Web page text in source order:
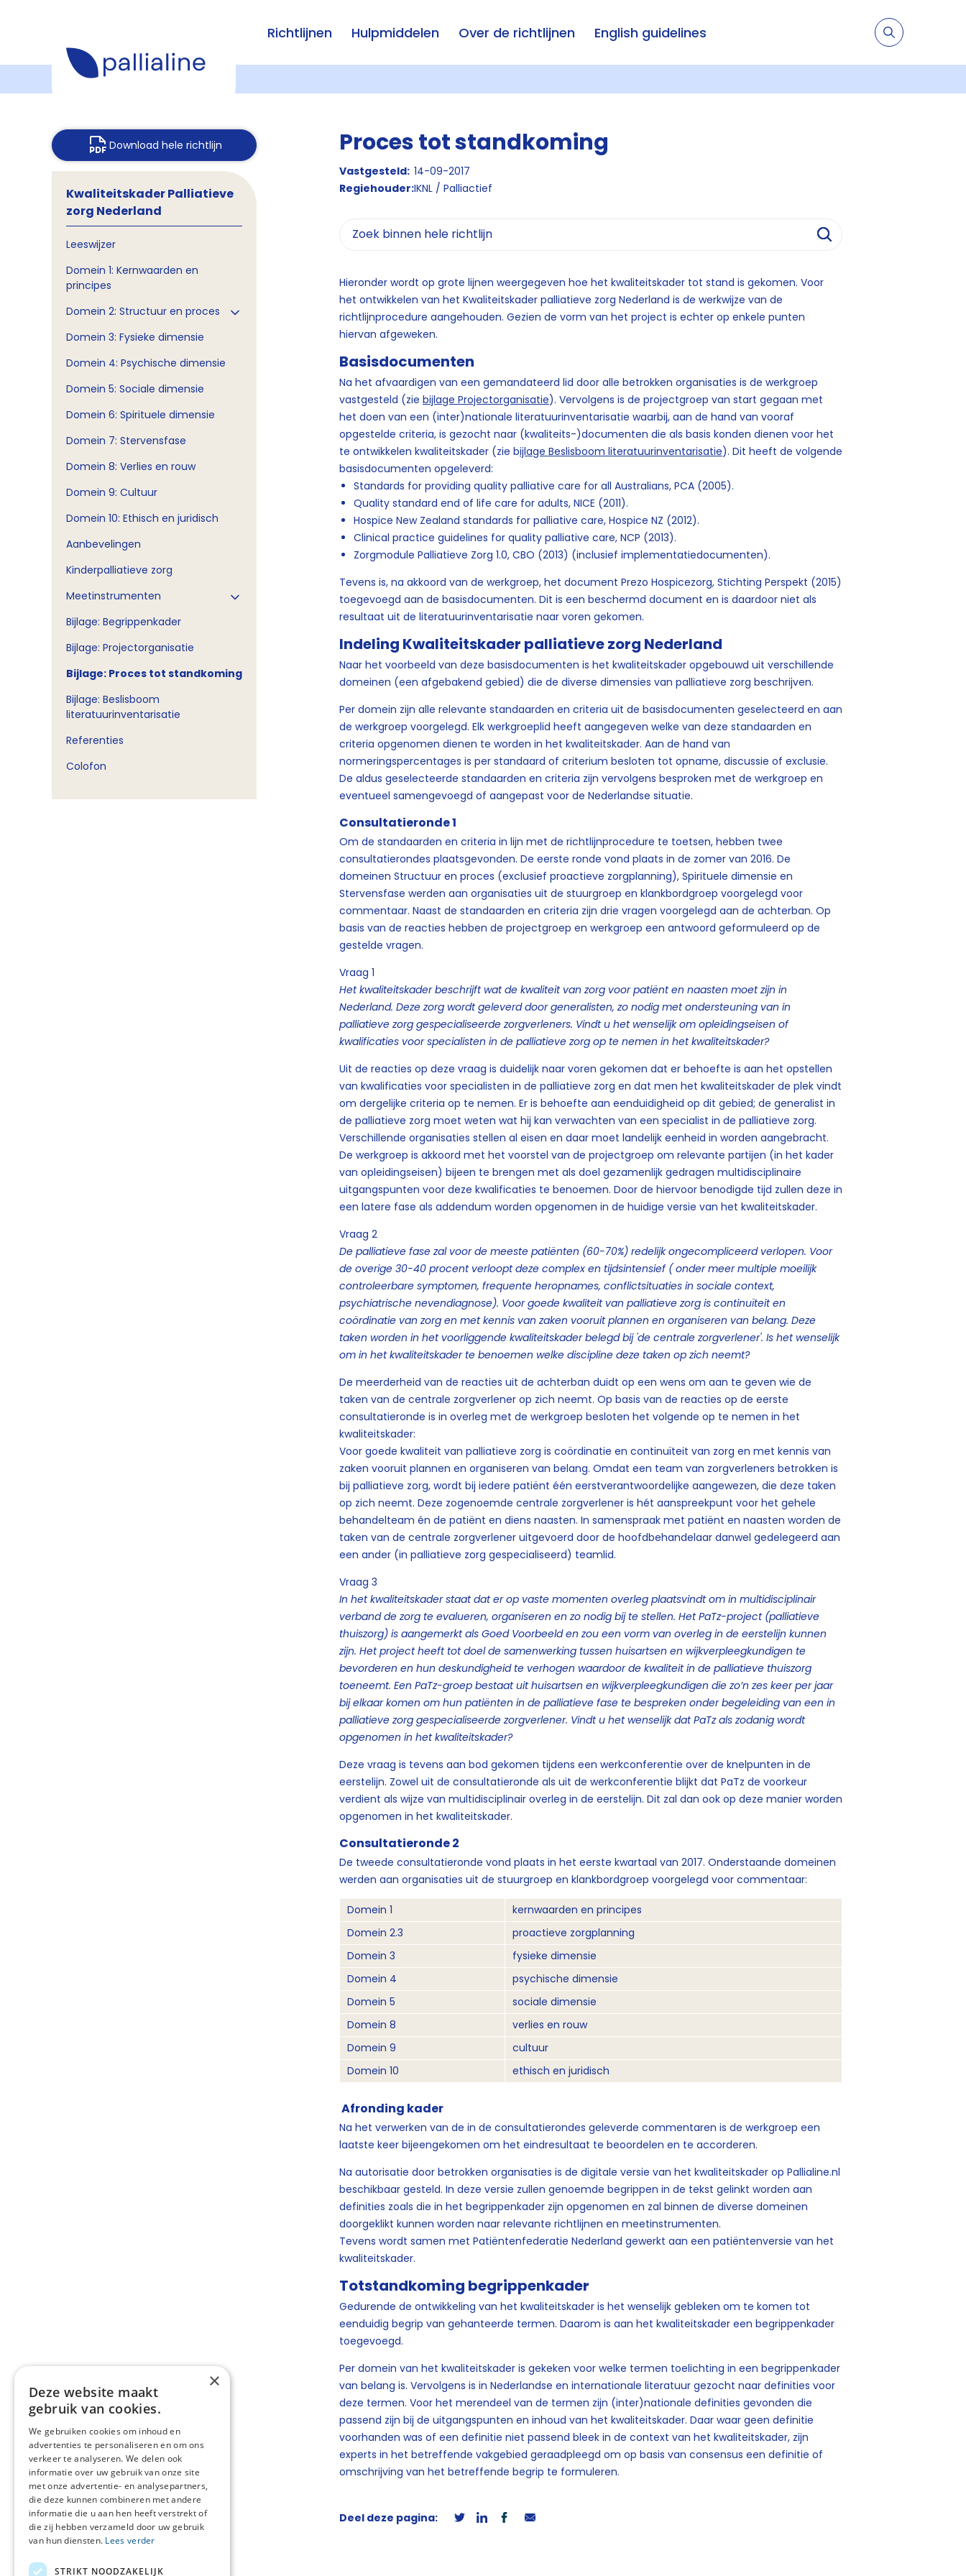
Richtlijnen Hulpmiddelen Over de richtlijnen English guidelines
Download hele richtlijn
Kwaliteitskader Palliatieve
zorg Nederland
Leeswijzer
Domein 1: Kernwaarden en
principes
Domein 2: Structuur en proces
Domein 3: Fysieke dimensie
Domein 4: Psychische dimensie
Domein 5: Sociale dimensie
Domein 6: Spirituele dimensie
Domein 7: Stervensfase
Domein 8: Verlies en rouw
Domein 9: Cultuur
Domein 10: Ethisch en juridisch
Aanbevelingen
Kinderpalliatieve zorg
Meetinstrumenten
Bijlage: Begrippenkader
Bijlage: Projectorganisatie
Bijlage: Proces tot standkoming
Bijlage: Beslisboom
literatuurinventarisatie
Referenties
Colofon
Proces tot standkoming
Vastgesteld: 14-09-2017
Regiehouder:IKNL / Palliactief
Hieronder wordt op grote lijnen weergegeven hoe het kwaliteitskader tot stand is gekomen. Voor
het ontwikkelen van het Kwaliteitskader palliatieve zorg Nederland is de werkwijze van de
richtlijnprocedure aangehouden. Gezien de vorm van het project is echter op enkele punten
hiervan afgeweken.
Basisdocumenten
Na het afvaardigen van een gemandateerd lid door alle betrokken organisaties is de werkgroep
vastgesteld (zie bijlage Projectorganisatie). Vervolgens is de projectgroep van start gegaan met
het doen van een (inter)nationale literatuurinventarisatie waarbij, aan de hand van vooraf
opgestelde criteria, is gezocht naar (kwaliteits-)documenten die als basis konden dienen voor het
te ontwikkelen kwaliteitskader (zie bijlage Beslisboom literatuurinventarisatie). Dit heeft de volgende
basisdocumenten opgeleverd:
Standards for providing quality palliative care for all Australians, PCA (2005).
Quality standard end of life care for adults, NICE (2011).
Hospice New Zealand standards for palliative care, Hospice NZ (2012).
Clinical practice guidelines for quality palliative care, NCP (2013).
Zorgmodule Palliatieve Zorg 1.0, CBO (2013) (inclusief implementatiedocumenten).
Tevens is, na akkoord van de werkgroep, het document Prezo Hospicezorg, Stichting Perspekt (2015)
toegevoegd aan de basisdocumenten. Dit is een beschermd document en is daardoor niet als
resultaat uit de literatuurinventarisatie naar voren gekomen.
Indeling Kwaliteitskader palliatieve zorg Nederland
Naar het voorbeeld van deze basisdocumenten is het kwaliteitskader opgebouwd uit verschillende
domeinen (een afgebakend gebied) die de diverse dimensies van palliatieve zorg beschrijven.
Per domein zijn alle relevante standaarden en criteria uit de basisdocumenten geselecteerd en aan
de werkgroep voorgelegd. Elk werkgroeplid heeft aangegeven welke van deze standaarden en
criteria opgenomen dienen te worden in het kwaliteitskader. Aan de hand van
normeringspercentages is per standaard of criterium besloten tot opname, discussie of exclusie.
De aldus geselecteerde standaarden en criteria zijn vervolgens besproken met de werkgroep en
eventueel samengevoegd of aangepast voor de Nederlandse situatie.
Consultatieronde 1
Om de standaarden en criteria in lijn met de richtlijnprocedure te toetsen, hebben twee
consultatierondes plaatsgevonden. De eerste ronde vond plaats in de zomer van 2016. De
domeinen Structuur en proces (exclusief proactieve zorgplanning), Spirituele dimensie en
Stervensfase werden aan organisaties uit de stuurgroep en klankbordgroep voorgelegd voor
commentaar. Naast de standaarden en criteria zijn drie vragen voorgelegd aan de achterban. Op
basis van de reacties hebben de projectgroep en werkgroep een antwoord geformuleerd op de
gestelde vragen.
Vraag 1
Het kwaliteitskader beschrijft wat de kwaliteit van zorg voor patiënt en naasten moet zijn in
Nederland. Deze zorg wordt geleverd door generalisten, zo nodig met ondersteuning van in
palliatieve zorg gespecialiseerde zorgverleners. Vindt u het wenselijk om opleidingseisen of
kwalificaties voor specialisten in de palliatieve zorg op te nemen in het kwaliteitskader?
Uit de reacties op deze vraag is duidelijk naar voren gekomen dat er behoefte is aan het opstellen
van kwalificaties voor specialisten in de palliatieve zorg en dat men het kwaliteitskader de plek vindt
om dergelijke criteria op te nemen. Er is behoefte aan eenduidigheid op dit gebied; de generalist in
de palliatieve zorg moet weten wat hij kan verwachten van een specialist in de palliatieve zorg.
Verschillende organisaties stellen al eisen en daar moet landelijk eenheid in worden aangebracht.
De werkgroep is akkoord met het voorstel van de projectgroep om relevante partijen (in het kader
van opleidingseisen) bijeen te brengen met als doel gezamenlijk gedragen multidisciplinaire
uitgangspunten voor deze kwalificaties te benoemen. Door de hiervoor benodigde tijd zullen deze in
een latere fase als addendum worden opgenomen in de huidige versie van het kwaliteitskader.
Vraag 2
De palliatieve fase zal voor de meeste patiënten (60-70%) redelijk ongecompliceerd verlopen. Voor
de overige 30-40 procent verloopt deze complex en tijdsintensief ( onder meer multiple moeilijk
controleerbare symptomen, frequente heropnames, conflictsituaties in sociale context,
psychiatrische nevendiagnose). Voor goede kwaliteit van palliatieve zorg is continuïteit en
coördinatie van zorg en met kennis van zaken vooruit plannen en organiseren van belang. Deze
taken worden in het voorliggende kwaliteitskader belegd bij 'de centrale zorgverlener'. Is het wenselijk
om in het kwaliteitskader te benoemen welke discipline deze taken op zich neemt?
De meerderheid van de reacties uit de achterban duidt op een wens om aan te geven wie de
taken van de centrale zorgverlener op zich neemt. Op basis van de reacties op de eerste
consultatieronde is in overleg met de werkgroep besloten het volgende op te nemen in het
kwaliteitskader:
Voor goede kwaliteit van palliatieve zorg is coördinatie en continuïteit van zorg en met kennis van
zaken vooruit plannen en organiseren van belang. Omdat een team van zorgverleners betrokken is
bij palliatieve zorg, wordt bij iedere patiënt één eerstverantwoordelijke aangewezen, die deze taken
op zich neemt. Deze zogenoemde centrale zorgverlener is hét aanspreekpunt voor het gehele
behandelteam én de patiënt en diens naasten. In samenspraak met patiënt en naasten worden de
taken van de centrale zorgverlener uitgevoerd door de hoofdbehandelaar danwel gedelegeerd aan
een ander (in palliatieve zorg gespecialiseerd) teamlid.
Vraag 3
In het kwaliteitskader staat dat er op vaste momenten overleg plaatsvindt om in multidisciplinair
verband de zorg te evalueren, organiseren en zo nodig bij te stellen. Het PaTz-project (palliatieve
thuiszorg) is aangemerkt als Goed Voorbeeld en zou een vorm van overleg in de eerstelijn kunnen
zijn. Het project heeft tot doel de samenwerking tussen huisartsen en wijkverpleegkundigen te
bevorderen en hun deskundigheid te verhogen waardoor de kwaliteit in de palliatieve thuiszorg
toeneemt. Een PaTz-groep bestaat uit huisartsen en wijkverpleegkundigen die zo’n zes keer per jaar
bij elkaar komen om hun patiënten in de palliatieve fase te bespreken onder begeleiding van een in
palliatieve zorg gespecialiseerde zorgverlener. Vindt u het wenselijk dat PaTz als zodanig wordt
opgenomen in het kwaliteitskader?
Deze vraag is tevens aan bod gekomen tijdens een werkconferentie over de knelpunten in de
eerstelijn. Zowel uit de consultatieronde als uit de werkconferentie blijkt dat PaTz de voorkeur
verdient als wijze van multidisciplinair overleg in de eerstelijn. Dit zal dan ook op deze manier worden
opgenomen in het kwaliteitskader.
Consultatieronde 2
De tweede consultatieronde vond plaats in het eerste kwartaal van 2017. Onderstaande domeinen
werden aan organisaties uit de stuurgroep en klankbordgroep voorgelegd voor commentaar:
Domein 1
kernwaarden en principes
Domein 2.3
proactieve zorgplanning
Domein 3
fysieke dimensie
Domein 4
psychische dimensie
Domein 5
sociale dimensie
Domein 8
verlies en rouw
Domein 9
cultuur
Domein 10
ethisch en juridisch
Afronding kader
Na het verwerken van de in de consultatierondes geleverde commentaren is de werkgroep een
laatste keer bijeengekomen om het eindresultaat te beoordelen en te accorderen.
Na autorisatie door betrokken organisaties is de digitale versie van het kwaliteitskader op Pallialine.nl
beschikbaar gesteld. In deze versie zullen genoemde begrippen in de tekst gelinkt worden aan
definities zoals die in het begrippenkader zijn opgenomen en zal binnen de diverse domeinen
doorgeklikt kunnen worden naar relevante richtlijnen en meetinstrumenten.
Tevens wordt samen met Patiëntenfederatie Nederland gewerkt aan een patiëntenversie van het
kwaliteitskader.
Totstandkoming begrippenkader
Gedurende de ontwikkeling van het kwaliteitskader is het wenselijk gebleken om te komen tot
eenduidig begrip van gehanteerde termen. Daarom is aan het kwaliteitskader een begrippenkader
toegevoegd.
Per domein van het kwaliteitskader is gekeken voor welke termen toelichting in een begrippenkader
van belang is. Vervolgens is in Nederlandse en internationale literatuur gezocht naar definities voor
deze termen. Voor het merendeel van de termen zijn (inter)nationale definities gevonden die
passend zijn bij de uitgangspunten en inhoud van het kwaliteitskader. Daar waar geen definitie
voorhanden was of een definitie niet passend bleek in de context van het kwaliteitskader, zijn
experts in het betreffende vakgebied geraadpleegd om op basis van consensus een definitie of
omschrijving van het betreffende begrip te formuleren.
Deel deze pagina:
×
Deze website maakt
gebruik van cookies.
We gebruiken cookies om inhoud en
advertenties te personaliseren en om ons
verkeer te analyseren. We delen ook
informatie over uw gebruik van onze site
met onze advertentie- en analysepartners,
die deze kunnen combineren met andere
informatie die u aan hen heeft verstrekt of
die zij hebben verzameld door uw gebruik
van hun diensten. Lees verder
STRIKT NOODZAKELIJK